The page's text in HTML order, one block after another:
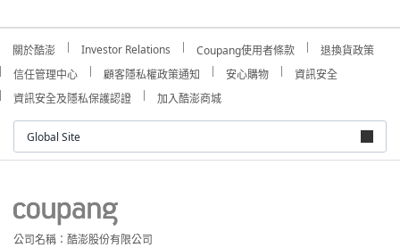
關於酷澎 Investor Relations Coupang使用者條款
退換貨政策
信任管理中心
顧客隱私權政策通知 安心購物
資訊安全
資訊安全及隱私保護認證
加入酷澎商城
Global Site
公司名稱：酷澎股份有限公司